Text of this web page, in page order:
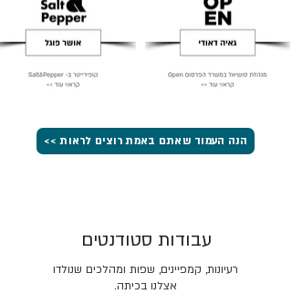
הנה העמוד שאתם באמת רוצים לראות >>
רעיונות, קמפיינים, שפות ומהלכים שנולדו
אצלנו בכיתה.
עבודות סטודנטים